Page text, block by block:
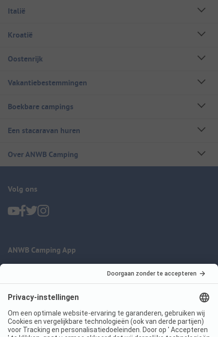
Italië
Kroatië
Oostenrijk
Vakantiebestemmingen
Boekbare campings
Een stacaravan huren
Over ANWB Camping
Volg ons
ANWB Camping App
Imprint
Voorwaarden